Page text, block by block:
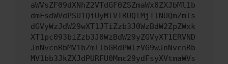
aWVsZF09dXNhZ2VTdGF0ZSZmaWx0ZXJbMl1b
dmFsdWVdPSU1QiUyMlVTRUQlMjIlNUQmZmls
dGVyWzJdW29wXT1JTiZzb3J0WzBdW2ZpZWxk
XT1pc093biZzb3J0WzBdW29yZGVyXT1ERVND
JnNvcnRbMV1bZmllbGRdPWlzVG9wJnNvcnRb
MV1bb3JkZXJdPURFU0Mmc29ydFsyXVtmaWVs